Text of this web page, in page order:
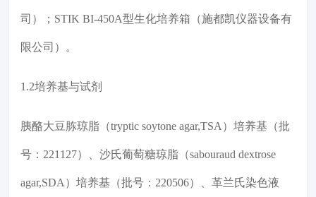
司）；STIK BI-450A型生化培养箱（施都凯仪器设备有
限公司）。
1.2培养基与试剂
胰酪大豆胨琼脂（tryptic soytone agar,TSA）培养基（批
号：221127）、沙氏葡萄糖琼脂（sabouraud dextrose
agar,SDA）培养基（批号：220506）、革兰氏染色液